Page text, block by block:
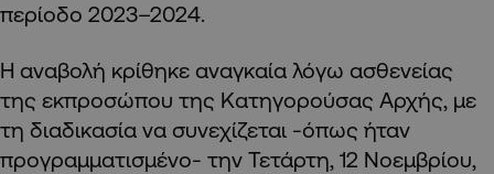
περίοδο 2023–2024.
Η αναβολή κρίθηκε αναγκαία λόγω ασθενείας
της εκπροσώπου της Κατηγορούσας Αρχής, με
τη διαδικασία να συνεχίζεται -όπως ήταν
προγραμματισμένο- την Τετάρτη, 12 Νοεμβρίου,